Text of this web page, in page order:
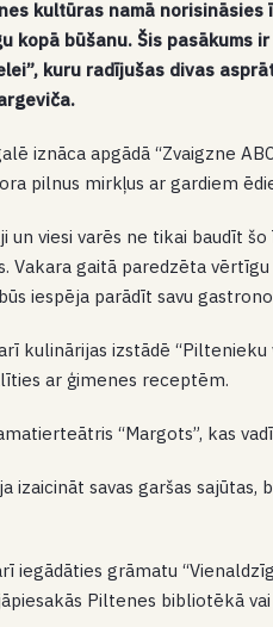
kultūras namā
kopā būšanu. Šis pasākums
kuru radījušas divas
iznāca apgādā “Zvaigzne
pilnus mirkļus ar gardiem
un viesi varēs ne tikai baudīt
Vakara gaitā paredzēta
iespēja parādīt savu
kulinārijas izstādē “Piltenieku
ar ģimenes receptēm.
“Margots”, kas
izaicināt savas garšas
iegādāties grāmatu
Piltenes bibliotēkā